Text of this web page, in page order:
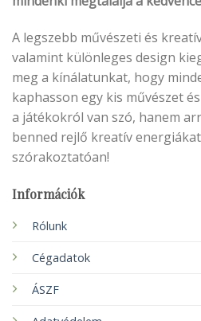
A legszebb művészeti és
valamint különleges design
meg a kínálatunkat, hogy
kaphasson egy kis művészet
a játékokról van szó, hanem
benned rejlő kreatív
szórakoztatóan!
Információk
Rólunk
Cégadatok
ÁSZF